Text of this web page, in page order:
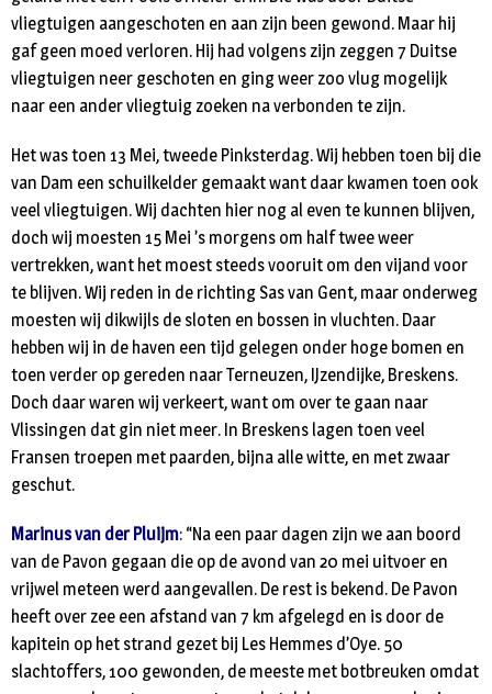
vliegtuigen aangeschoten en aan zijn been gewond. Maar hij
gaf geen moed verloren. Hij had volgens zijn zeggen 7 Duitse
vliegtuigen neer geschoten en ging weer zoo vlug mogelijk
naar een ander vliegtuig zoeken na verbonden te zijn.
Het was toen 13 Mei, tweede Pinksterdag. Wij hebben toen bij die
van Dam een schuilkelder gemaakt want daar kwamen toen ook
veel vliegtuigen. Wij dachten hier nog al even te kunnen blijven,
doch wij moesten 15 Mei ’s morgens om half twee weer
vertrekken, want het moest steeds vooruit om den vijand voor
te blijven. Wij reden in de richting Sas van Gent, maar onderweg
moesten wij dikwijls de sloten en bossen in vluchten. Daar
hebben wij in de haven een tijd gelegen onder hoge bomen en
toen verder op gereden naar Terneuzen, IJzendijke, Breskens.
Doch daar waren wij verkeert, want om over te gaan naar
Vlissingen dat gin niet meer. In Breskens lagen toen veel
Fransen troepen met paarden, bijna alle witte, en met zwaar
geschut.
Marinus van der Pluijm: “Na een paar dagen zijn we aan boord
van de Pavon gegaan die op de avond van 20 mei uitvoer en
vrijwel meteen werd aangevallen. De rest is bekend. De Pavon
heeft over zee een afstand van 7 km afgelegd en is door de
kapitein op het strand gezet bij Les Hemmes d’Oye. 50
slachtoffers, 100 gewonden, de meeste met botbreuken omdat